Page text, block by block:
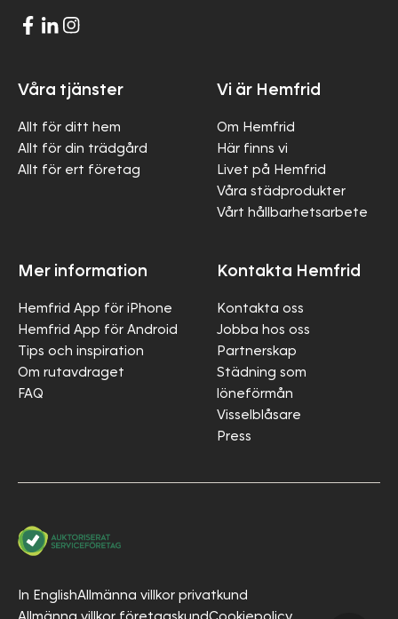
Våra tjänster
Allt för ditt hem
Allt för din trädgård
Allt för ert företag
Vi är Hemfrid
Om Hemfrid
Här finns vi
Livet på Hemfrid
Våra städprodukter
Vårt hållbarhetsarbete
Mer information
Hemfrid App för iPhone
Hemfrid App för Android
Tips och inspiration
Om rutavdraget
FAQ
Kontakta Hemfrid
Kontakta oss
Jobba hos oss
Partnerskap
Städning som
löneförmån
Visselblåsare
Press
In EnglishAllmänna villkor privatkund